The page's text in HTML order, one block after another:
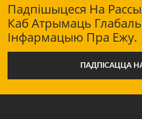
Падпішыцеся На
Каб Атрымаць
Інфармацыю Пра Ежу.
ПАДПІСАЦЦА